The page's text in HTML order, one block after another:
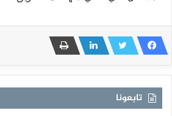
تابعونا